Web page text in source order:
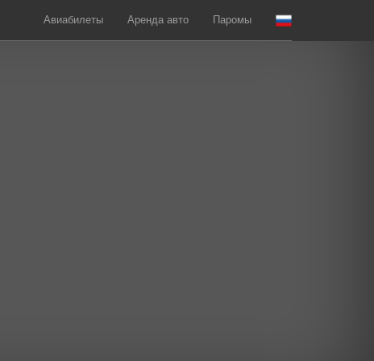
Авиабилеты Аренда авто Паромы